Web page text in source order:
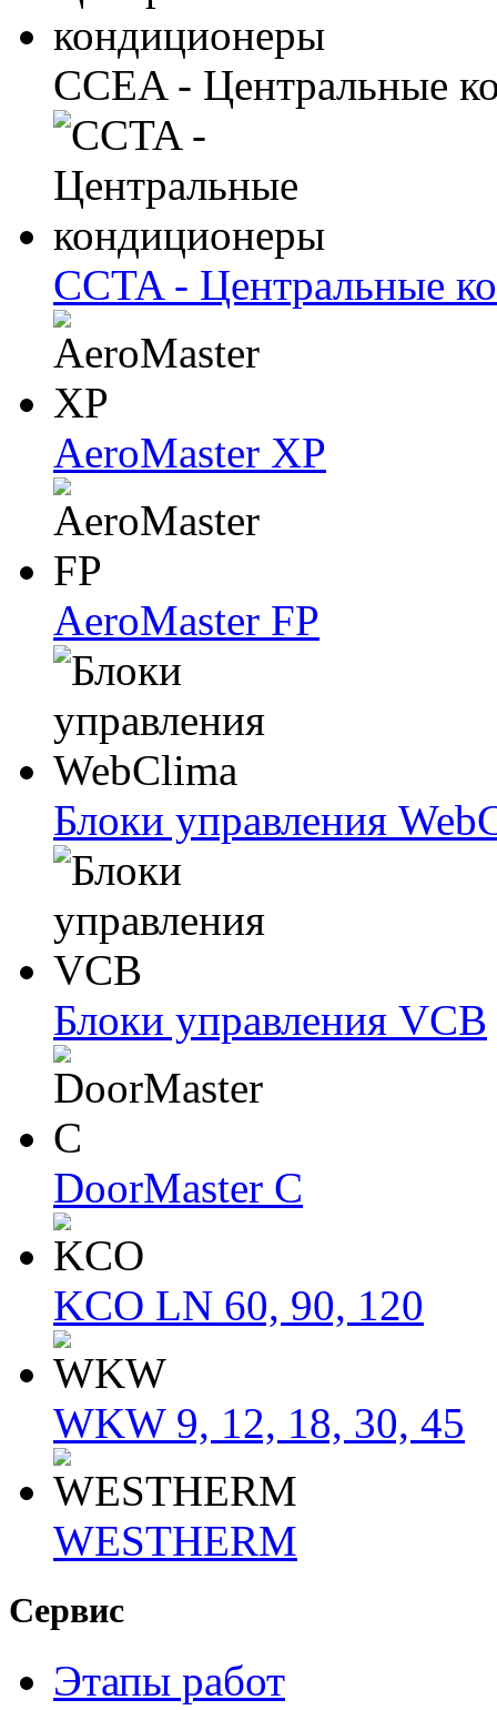
CCEA - Центральные
CCTA - Центральные
AeroMaster XP
AeroMaster FP
Блоки упрaвлeния
Блоки упрaвлeния VCB
DoorMaster C
KCO LN 60, 90, 120
WKW 9, 12, 18, 30, 45
WESTHERM
Сервис
Этапы работ